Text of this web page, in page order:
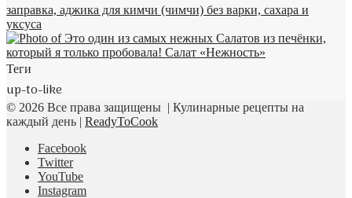
Теги
up-to-like
© 2026 Все права защищены | Кулинарные рецепты на
каждый день | ReadyToCook
Facebook
Twitter
YouTube
Instagram